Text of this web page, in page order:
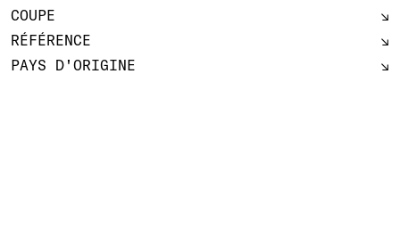
COUPE
RÉFÉRENCE
PAYS D'ORIGINE